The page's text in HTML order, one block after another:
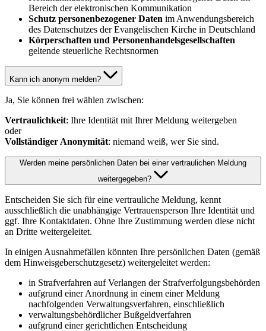
Bereich der elektronischen Kommunikation
Schutz personenbezogener Daten im Anwendungsbereich
des Datenschutzes der Evangelischen Kirche in Deutschland
Körperschaften und Personenhandelsgesellschaften
geltende steuerliche Rechtsnormen
Kann ich anonym melden?
Ja, Sie können frei wählen zwischen:
Vertraulichkeit: Ihre Identität mit Ihrer Meldung weitergeben
oder
Vollständiger Anonymität: niemand weiß, wer Sie sind.
Werden meine persönlichen Daten bei einer vertraulichen Meldung
weitergegeben?
Entscheiden Sie sich für eine vertrauliche Meldung, kennt
ausschließlich die unabhängige Vertrauensperson Ihre Identität und
ggf. Ihre Kontaktdaten. Ohne Ihre Zustimmung werden diese nicht
an Dritte weitergeleitet.
In einigen Ausnahmefällen könnten Ihre persönlichen Daten (gemäß
dem Hinweisgeberschutzgesetz) weitergeleitet werden:
in Strafverfahren auf Verlangen der Strafverfolgungsbehörden
aufgrund einer Anordnung in einem einer Meldung
nachfolgenden Verwaltungsverfahren, einschließlich
verwaltungsbehördlicher Bußgeldverfahren
aufgrund einer gerichtlichen Entscheidung